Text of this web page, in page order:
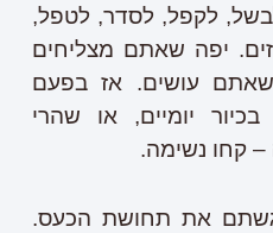
לקפל, לסדר, לטפל,
יפה שאתם מצליחים
עושים. אז בפעם
יומיים, או שהרי
קחו נשימה.
את תחושת הכעס.